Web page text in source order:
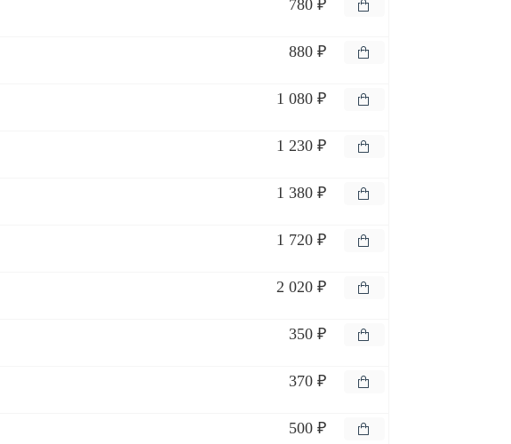
780 ₽
880 ₽
1 080 ₽
1 230 ₽
1 380 ₽
1 720 ₽
2 020 ₽
350 ₽
370 ₽
500 ₽